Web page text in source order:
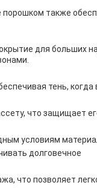
порошком также
для больших
тень, когда
что защищает
условиям
долговечное
что позволяет